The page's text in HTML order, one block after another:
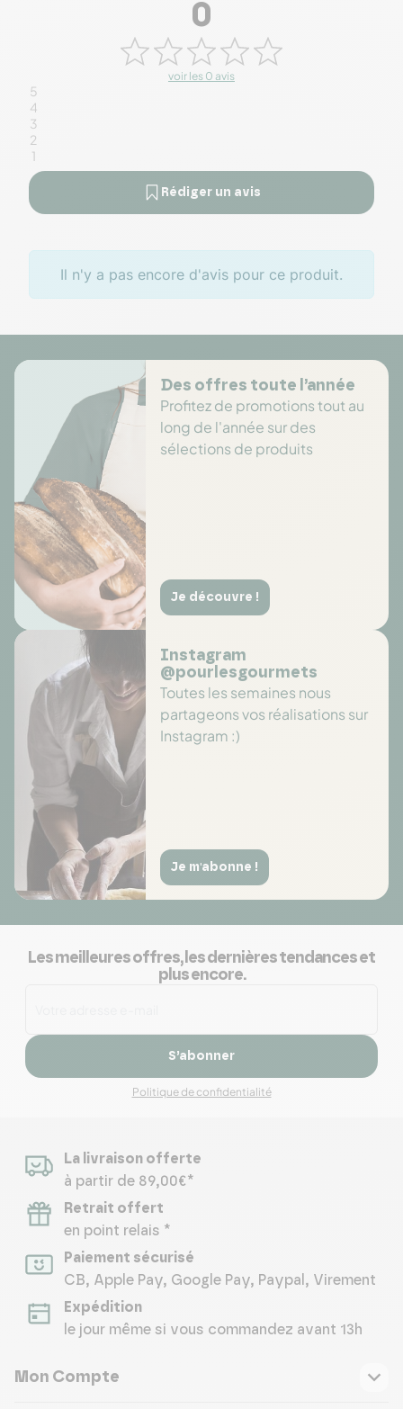
0
voir les 0 avis
5
4
3
2
1
Rédiger un avis
Il n'y a pas encore d'avis pour ce produit.
Des offres toute l’année
Profitez de promotions tout au
long de l'année sur des
sélections de produits
Je découvre !
Instagram
@pourlesgourmets
Toutes les semaines nous
partageons vos réalisations sur
Instagram :)
Je m'abonne !
Les meilleures offres, les dernières tendances et
plus encore.
S’abonner
Politique de confidentialité
La livraison offerte
à partir de 89,00€*
Retrait offert
en point relais *
Paiement sécurisé
CB, Apple Pay, Google Pay, Paypal, Virement
Expédition
le jour même si vous commandez avant 13h
Mon Compte